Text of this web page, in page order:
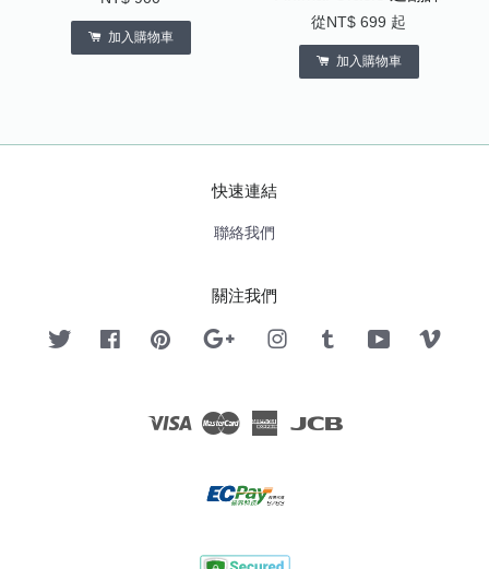
加入購物車
從 NT$ 699 起
加入購物車
快速連結
聯絡我們
關注我們
Twitter FacebookPinterest Google InstagramTumblr YouTube
Visa Master American